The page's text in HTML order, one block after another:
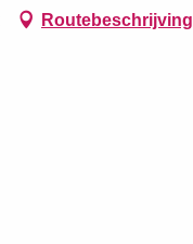
Routebeschrijving